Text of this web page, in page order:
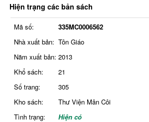
Hiện trạng các bản sách
Mã số:
335MC0006562
Nhà xuất bản: Tôn Giáo
Năm xuất bản: 2013
Khổ sách:
21
Số trang:
305
Kho sách:
Thư Viện Mân Côi
Tình trạng:
Hiện có